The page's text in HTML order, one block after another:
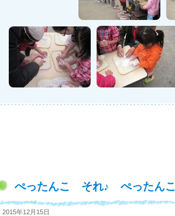
ぺったんこ それ♪ ぺったんこ
2015年12月15日